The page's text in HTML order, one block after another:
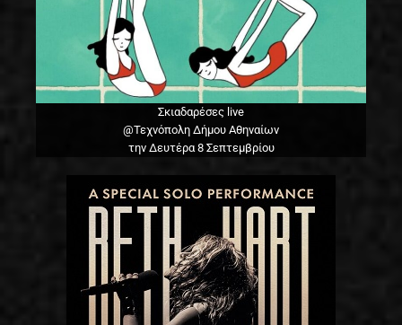
Σκιαδαρέσες live
@Τεχνόπολη Δήμου Αθηναίων
την Δευτέρα 8 Σεπτεμβρίου